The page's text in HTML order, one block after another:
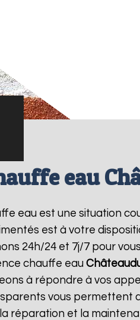
eau
eau est une situation
est à votre
24h/24 et 7j/7 pour
chauffe eau
à répondre à vos
vous permettent
réparation et la